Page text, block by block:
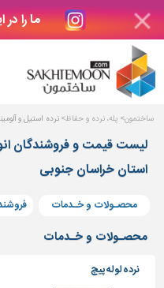
ما را در
دکوراسیون
بتن
های
بتنی
درب
پنجره
مصالح
پله،
ساختمون پله، نرده و حفاظ نرده استیل و
لیست قیمت و فروشندگان
استان خراسان جنوبی
محصـولات و خـدمات
محصـولات و خـدمات
نرده لوله پیچ